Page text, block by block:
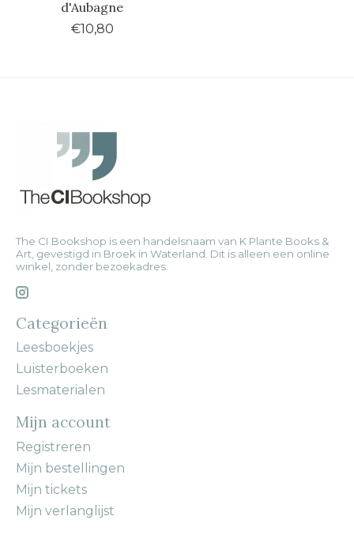
d'Aubagne
€10,80
The CI Bookshop is een handelsnaam van K Plante Books &
Art, gevestigd in Broek in Waterland. Dit is alleen een online
winkel, zonder bezoekadres.
Categorieën
Leesboekjes
Luisterboeken
Lesmaterialen
Mijn account
Registreren
Mijn bestellingen
Mijn tickets
Mijn verlanglijst